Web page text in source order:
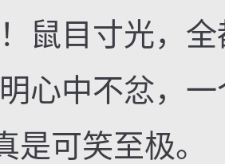
目寸光，全
心中不忿，
是可笑至极。